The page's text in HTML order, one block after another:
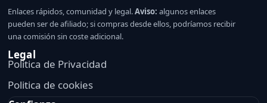
Enlaces rápidos, comunidad y legal.Aviso: algunos enlaces
pueden ser de afiliado; si compras desde ellos, podríamos recibir
una comisión sin coste adicional.
Legal
Politica de Privacidad
Politica de cookies